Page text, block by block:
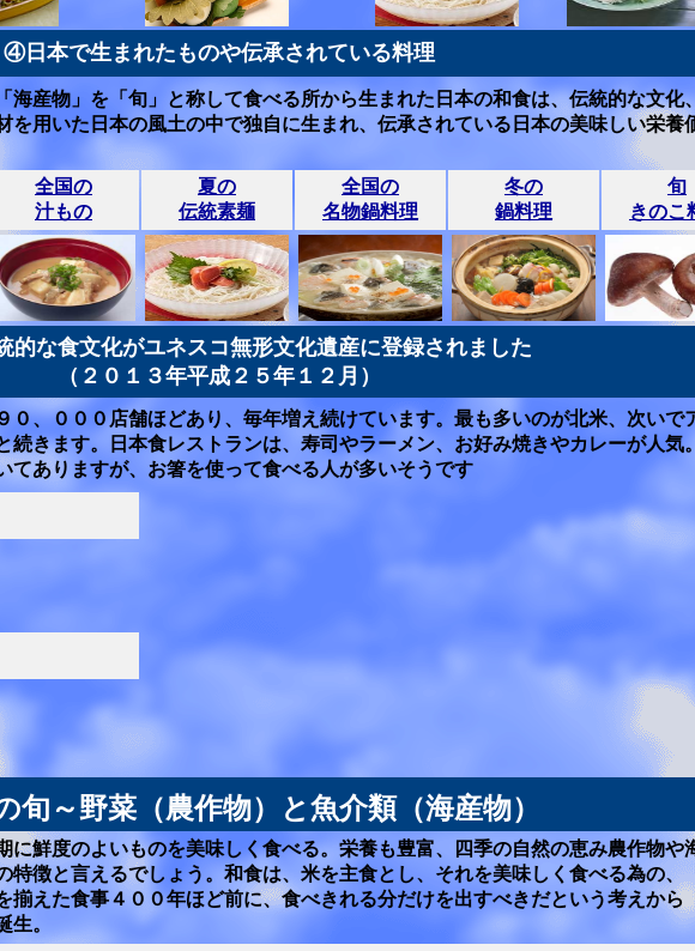
④日本で生まれたものや伝承されている料理
海産物」を「旬」と称して食べる所から生まれた日本の和食は、伝統的な文化
を用いた日本の風土の中で独自に生まれ、伝承されている日本の美味しい栄養
全国の
汁もの
夏の
伝統素麺
全国の
名物鍋料理
冬の
鍋料理
旬
きのこ
的な食文化がユネスコ無形文化遺産に登録されました
（２０１３年平成２５年１２月）
０、０００店舗ほどあり、毎年増え続けています。最も多いのが北米、次いで
続きます。日本食レストランは、寿司やラーメン、お好み焼きやカレーが人気
てありますが、お箸を使って食べる人が多いそうです
旬～野菜（農作物）と魚介類（海産物）
に鮮度のよいものを美味しく食べる。栄養も豊富、
四季の自然の恵み農作物や
徴と言えるでしょう。 和食は、米を主食とし、それを美味しく食べる為の、
揃えた食事４００年ほど前に、食べきれる分だけを出すべきだという考えから
生。